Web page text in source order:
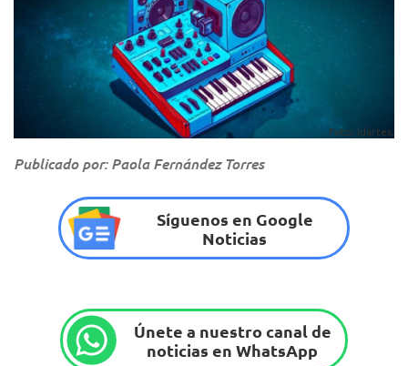
Foto: Idartes.
Publicado por: Paola Fernández Torres
Síguenos en Google
Noticias
Únete a nuestro canal de
noticias en WhatsApp